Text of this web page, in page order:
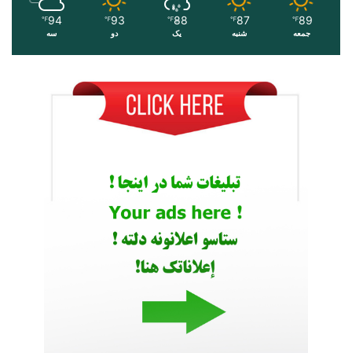
89
℉
جمعه
87
℉
شنبه
88
℉
یک
93
℉
دو
94
℉
سه